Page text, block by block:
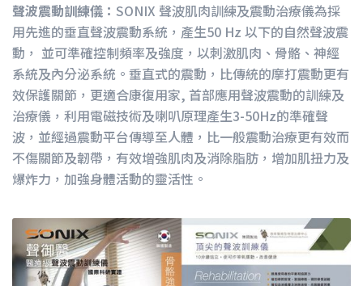
聲波震動訓練儀： SONIX 聲波肌肉訓練及震動治療儀為採
用先進的垂直聲波震動系統，產生50 Hz 以下的自然聲波震
動， 並可準確控制頻率及強度，以刺激肌肉、骨骼、神經
系統及內分泌系統。垂直式的震動，比傳統的摩打震動更有
效保護關節，更適合康復用家, 首部應用聲波震動的訓練及
治療儀，利用電磁技術及喇叭原理產生3-50Hz的準確聲
波，並經過震動平台傳導至人體，比一般震動治療更有效而
不傷關節及韌帶，有效增強肌肉及消除脂肪，增加肌扭力及
爆炸力，加強身體活動的靈活性。